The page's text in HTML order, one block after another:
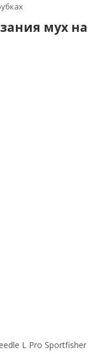
мух на
L Pro Sportfisher